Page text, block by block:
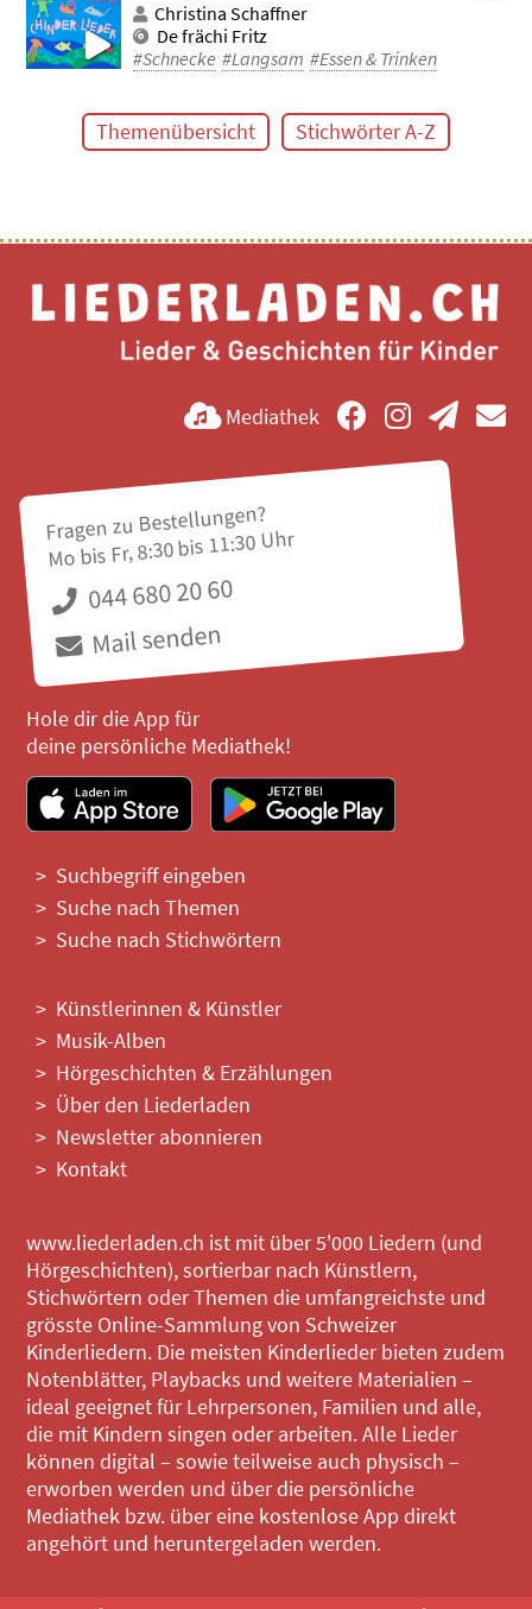
Christina Schaffner
De frächi Fritz
#Schnecke #Langsam #Essen & Trinken
Themenübersicht Stichwörter A-Z
Mediathek
Fragen zu Bestellungen?
Mo bis Fr, 8:30 bis 11:30 Uhr
044 680 20 60
Mail senden
Hole dir die App für
deine persönliche Mediathek!
Suchbegriff eingeben
Suche nach Themen
Suche nach Stichwörtern
Künstlerinnen & Künstler
Musik-Alben
Hörgeschichten & Erzählungen
Über den Liederladen
Newsletter abonnieren
Kontakt
www.liederladen.ch ist mit über 5'000 Liedern (und
Hörgeschichten), sortierbar nach Künstlern,
Stichwörtern oder Themen die umfangreichste und
grösste Online-Sammlung von Schweizer
Kinderliedern. Die meisten Kinderlieder bieten zudem
Notenblätter, Playbacks und weitere Materialien –
ideal geeignet für Lehrpersonen, Familien und alle,
die mit Kindern singen oder arbeiten. Alle Lieder
können digital – sowie teilweise auch physisch –
erworben werden und über die persönliche
Mediathek bzw. über eine kostenlose App direkt
angehört und heruntergeladen werden.